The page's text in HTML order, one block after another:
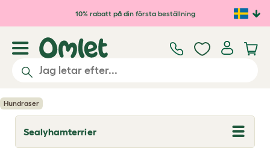
Hoppa till huvudinnehåll
10% rabatt på din första beställning
Hundraser
Sealyhamterrier
T
o